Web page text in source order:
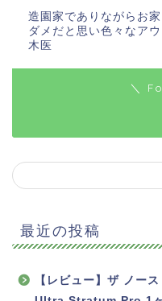
造園家でありながらお
ダメだと思い色々なア
木医
＼
最近の投稿
【レビュー】ザ ノー